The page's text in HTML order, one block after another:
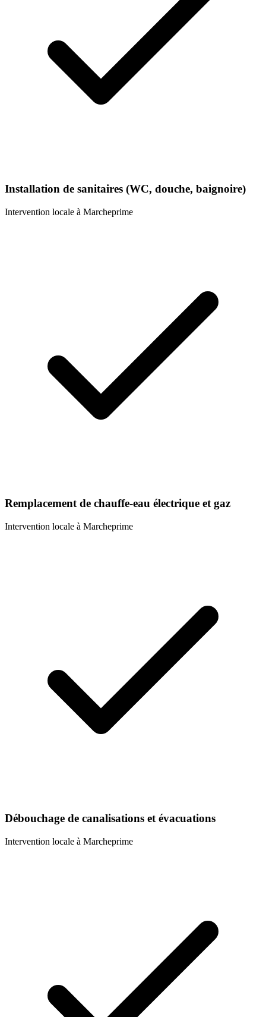
Installation de sanitaires (WC, douche, baignoire)
Intervention locale à Marcheprime
Remplacement de chauffe-eau électrique et gaz
Intervention locale à Marcheprime
Débouchage de canalisations et évacuations
Intervention locale à Marcheprime